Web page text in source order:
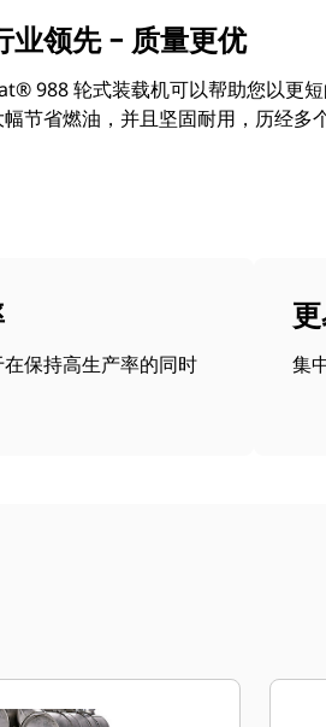
业领先 – 质量更优
988 轮式装载机可以帮助您以更
幅节省燃油，并且坚固耐用，历经多
保持高生产率的同时
集